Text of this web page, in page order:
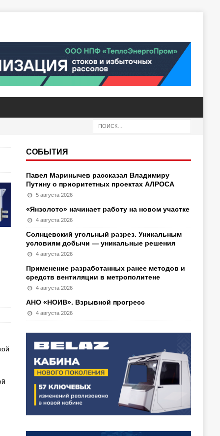
СОБЫТИЯ
Павел Маринычев рассказал Владимиру
Путину о приоритетных проектах АЛРОСА
5 августа 2026
«Янзолото» начинает работу на новом участке
4 августа 2026
Солнцевский угольный разрез. Уникальным
условиям добычи — уникальные решения
4 августа 2026
Применение разработанных ранее методов и
средств вентиляции в метрополитене
4 августа 2026
АНО «НОИВ». Взрывной прогресс
4 августа 2026